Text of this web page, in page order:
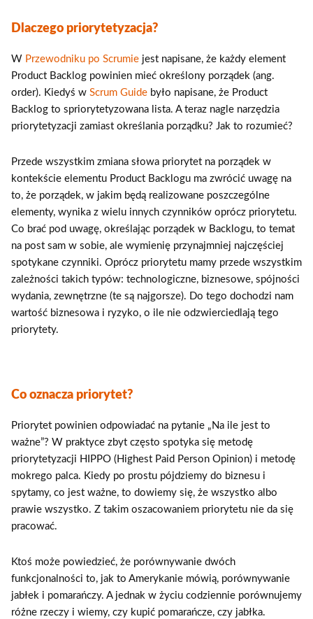
Dlaczego priorytetyzacja?
W Przewodniku po Scrumie jest napisane, że każdy element
Product Backlog powinien mieć określony porządek (ang.
order). Kiedyś w Scrum Guide było napisane, że Product
Backlog to spriorytetyzowana lista. A teraz nagle narzędzia
priorytetyzacji zamiast określania porządku? Jak to rozumieć?
Przede wszystkim zmiana słowa priorytet na porządek w
kontekście elementu Product Backlogu ma zwrócić uwagę na
to, że porządek, w jakim będą realizowane poszczególne
elementy, wynika z wielu innych czynników oprócz priorytetu.
Co brać pod uwagę, określając porządek w Backlogu, to temat
na post sam w sobie, ale wymienię przynajmniej najczęściej
spotykane czynniki. Oprócz priorytetu mamy przede wszystkim
zależności takich typów: technologiczne, biznesowe, spójności
wydania, zewnętrzne (te są najgorsze). Do tego dochodzi nam
wartość biznesowa i ryzyko, o ile nie odzwierciedlają tego
priorytety.
Co oznacza priorytet?
Priorytet powinien odpowiadać na pytanie „Na ile jest to
ważne”? W praktyce zbyt często spotyka się metodę
priorytetyzacji HIPPO (Highest Paid Person Opinion) i metodę
mokrego palca. Kiedy po prostu pójdziemy do biznesu i
spytamy, co jest ważne, to dowiemy się, że wszystko albo
prawie wszystko. Z takim oszacowaniem priorytetu nie da się
pracować.
Ktoś może powiedzieć, że porównywanie dwóch
funkcjonalności to, jak to Amerykanie mówią, porównywanie
jabłek i pomarańczy. A jednak w życiu codziennie porównujemy
różne rzeczy i wiemy, czy kupić pomarańcze, czy jabłka.